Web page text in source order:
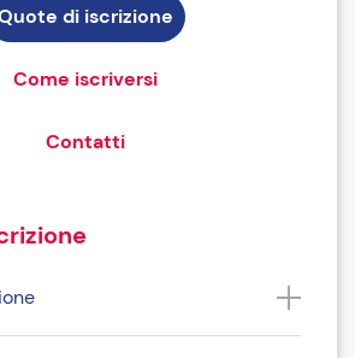
di iscrizione
Come iscriversi
Contatti